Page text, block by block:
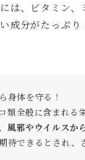
は、ビタミン、
成分がたっぷり
身体を守る！
類全般に含まれる
風邪やウイルスか
待できるとされ